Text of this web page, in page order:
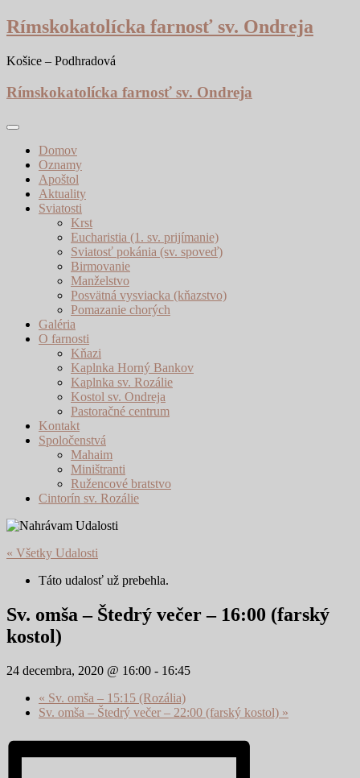
Skip
to
Rímskokatolícka farnosť sv. Ondreja
Košice – Podhradová
Rímskokatolícka farnosť sv. Ondreja
Domov
Oznamy
Apoštol
Aktuality
Sviatosti
Krst
Eucharistia (1. sv. prijímanie)
Sviatosť pokánia (sv. spoveď)
Birmovanie
Manželstvo
Posvätná vysviacka (kňazstvo)
Pomazanie chorých
Galéria
O farnosti
Kňazi
Kaplnka Horný Bankov
Kaplnka sv. Rozálie
Kostol sv. Ondreja
Pastoračné centrum
Kontakt
Spoločenstvá
Mahaim
Miništranti
Ružencové bratstvo
Cintorín sv. Rozálie
« Všetky Udalosti
Táto udalosť už prebehla.
Sv. omša – Štedrý večer – 16:00 (farský
kostol)
24 decembra, 2020 @ 16:00 - 16:45
« Sv. omša – 15:15 (Rozália)
Sv. omša – Štedrý večer – 22:00 (farský kostol) »